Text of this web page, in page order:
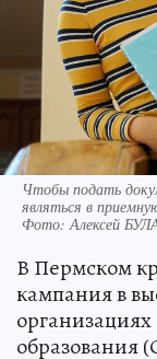
Чтобы подать
являться в
Фото: Алексей
В Пермском
кампания в
образования